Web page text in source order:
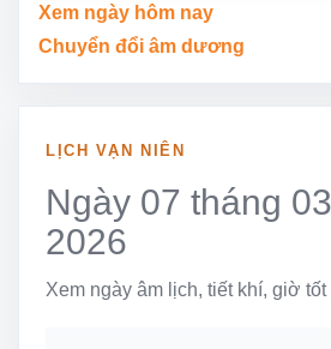
Xem ngày hôm nay
Chuyển đổi âm dương
LỊCH VẠN NIÊN
Ngày 07 tháng
2026
Xem ngày âm lịch, tiết khí, giờ